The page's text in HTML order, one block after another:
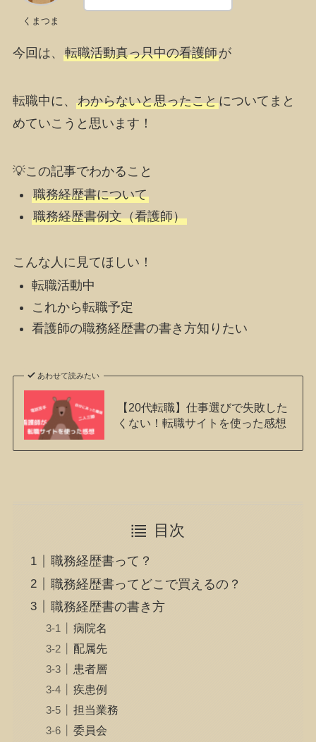
くまつま
今回は、 転職活動真っ只中の看護師が
転職中に、 わからないと思ったことについてまと
めていこうと思います！
💡この記事でわかること
職務経歴書について
職務経歴書例文（看護師）
こんな人に見てほしい！
転職活動中
これから転職予定
看護師の職務経歴書の書き方知りたい
あわせて読みたい
【20代転職】仕事選びで失敗した
くない！転職サイトを使った感想
目次
職務経歴書って？
職務経歴書ってどこで買えるの？
職務経歴書の書き方
病院名
配属先
患者層
疾患例
担当業務
委員会